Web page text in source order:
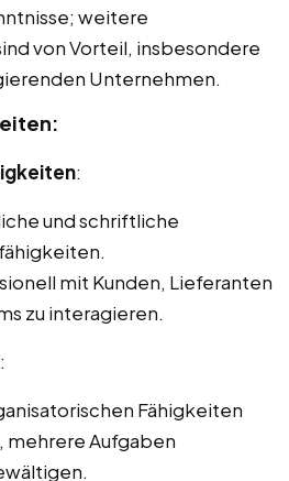
weitere
von Vorteil, insbesondere
Unternehmen.
:
und schriftliche
mit Kunden, Lieferanten
zu interagieren.
:
Fähigkeiten
mehrere Aufgaben